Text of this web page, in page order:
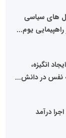
های سیاسی
یوم...
انگیزه،
نفس در دانش...
درآمد